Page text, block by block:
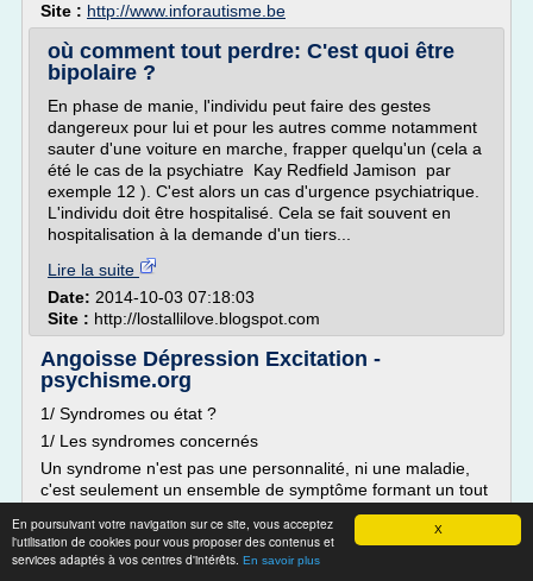
X
En poursuivant votre navigation sur ce site, vous acceptez
l'utilisation de cookies pour vous proposer des contenus et
services adaptés à vos centres d'intérêts. En savoir plus
Site : http://www.inforautisme.be
où comment tout perdre: C'est quoi être
bipolaire ?
En phase de manie, l'individu peut faire des gestes
dangereux pour lui et pour les autres comme notamment
sauter d'une voiture en marche, frapper quelqu'un (cela a
été le cas de la psychiatre Kay Redfield Jamison par
exemple 12 ). C'est alors un cas d'urgence psychiatrique.
L'individu doit être hospitalisé. Cela se fait souvent en
hospitalisation à la demande d'un tiers...
Lire la suite
Date: 2014-10-03 07:18:03
Site : http://lostallilove.blogspot.com
Angoisse Dépression Excitation -
psychisme.org
1/ Syndromes ou état ?
1/ Les syndromes concernés
Un syndrome n'est pas une personnalité, ni une maladie,
c'est seulement un ensemble de symptôme formant un tout
cohérent et stable, de telle sorte qu'ils peuvent être décrits
et repérés comme des entités remarquables par le
clinicien.